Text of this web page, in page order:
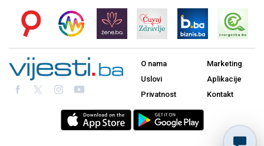
O nama
Uslovi
Privatnost
Marketing
Aplikacije
Kontakt